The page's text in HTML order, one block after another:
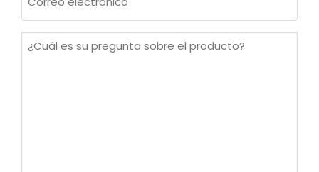
electrónico
¿Cuál